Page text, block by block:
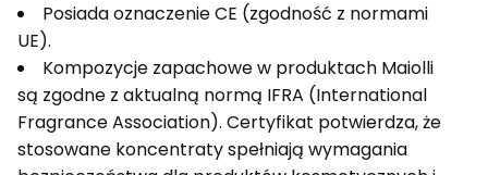
Posiada oznaczenie CE (zgodność z normami
UE).
Kompozycje zapachowe w produktach Maiolli
są zgodne z aktualną normą IFRA (International
Fragrance Association). Certyfikat potwierdza, że
stosowane koncentraty spełniają wymagania